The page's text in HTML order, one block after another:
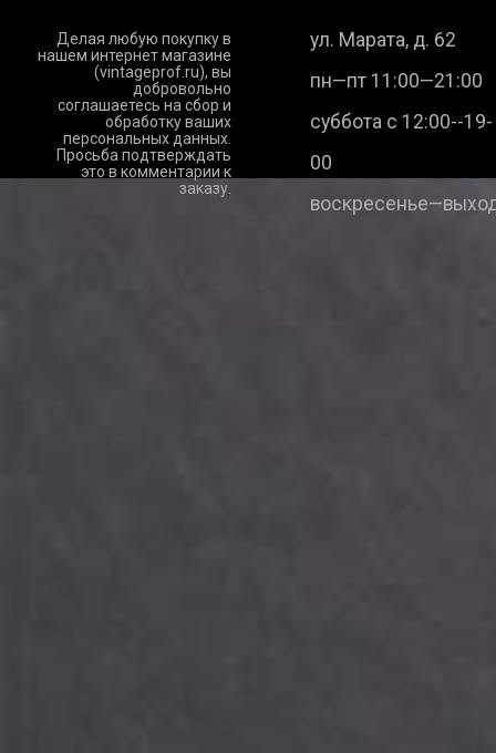
Делая любую покупку в
нашем интернет магазине
(vintageprof.ru), вы
добровольно
соглашаетесь на сбор и
обработку ваших
персональных данных.
Просьба подтверждать
это в комментарии к
заказу.
ул. Марата, д. 62
пн—пт 11:00—21:00
суббота с 12:00--19-
00